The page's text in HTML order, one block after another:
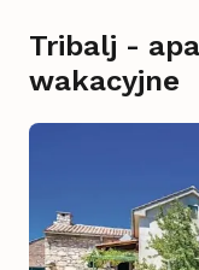
Tribalj -
wakacyjne